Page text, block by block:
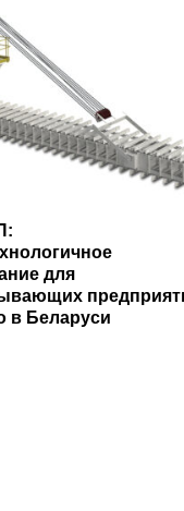
для
в Беларуси